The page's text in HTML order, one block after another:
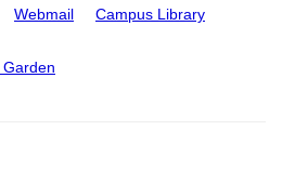
Webmail Campus Library
Garden